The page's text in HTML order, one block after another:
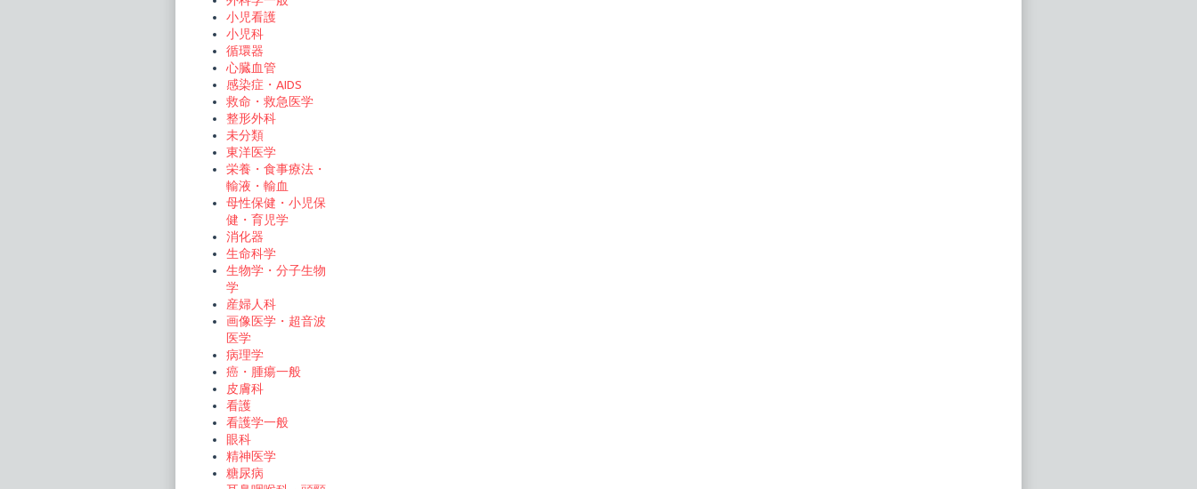
小児看護
小児科
循環器
心臓血管
感染症・AIDS
救命・救急医学
整形外科
未分類
東洋医学
栄養・食事療法・
輸液・輸血
母性保健・小児保
健・育児学
消化器
生命科学
生物学・分子生物
学
産婦人科
画像医学・超音波
医学
病理学
癌・腫瘍一般
皮膚科
看護
看護学一般
眼科
精神医学
糖尿病